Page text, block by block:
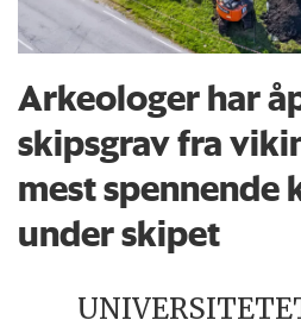
Arkeologer har
skipsgrav fra
mest spennende
under skipet